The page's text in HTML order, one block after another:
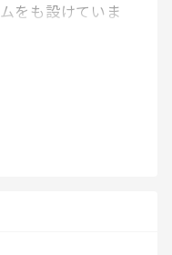
をも設けていま
、兄弟や親、お友達
なーって思ってます